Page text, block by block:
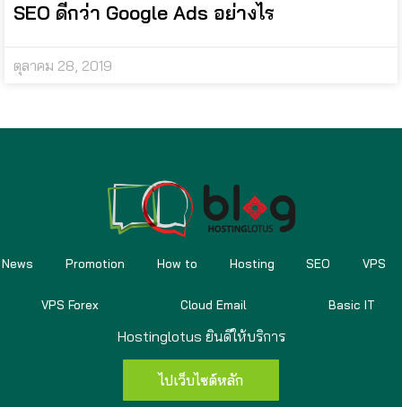
SEO ดีกว่า Google Ads อย่างไร
ตุลาคม 28, 2019
News Promotion How to Hosting SEO VPS
VPS Forex Cloud Email Basic IT
Hostinglotus ยินดีให้บริการ
ไปเว็บไซต์หลัก